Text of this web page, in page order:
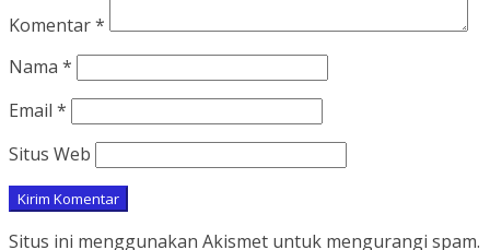
Komentar*
Nama *
Email *
Situs Web
Situs ini menggunakan Akismet untuk mengurangi spam.